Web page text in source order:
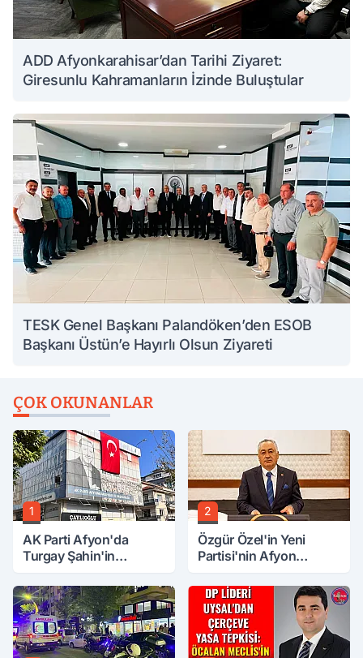
ADD Afyonkarahisar’dan Tarihi Ziyaret:
Giresunlu Kahramanların İzinde Buluştular
TESK Genel Başkanı Palandöken’den ESOB
Başkanı Üstün’e Hayırlı Olsun Ziyareti
ÇOK OKUNANLAR
1
AK Parti Afyon'da
Turgay Şahin'in
2
Özgür Özel'in Yeni
Partisi'nin Afyon